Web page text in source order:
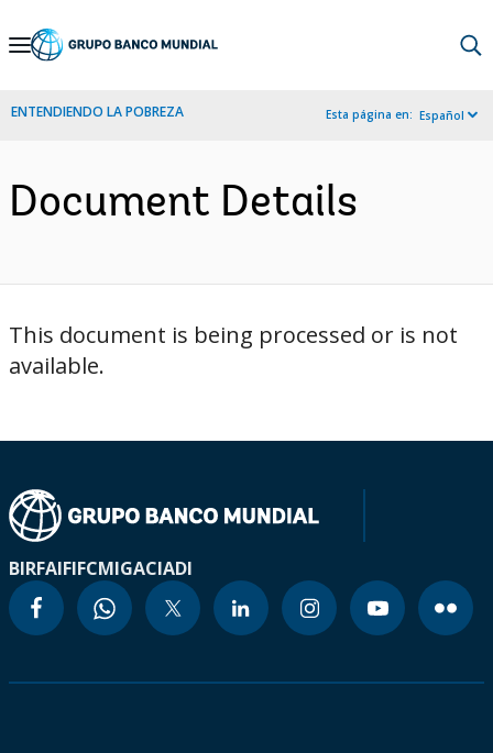
Skip
Navigation
ENTENDIENDO LA POBREZA Esta página en: Español
Document Details
This document is being processed or is not
available.
BIRFAIFIFCMIGACIADI